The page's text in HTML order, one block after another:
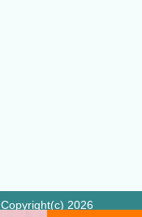
Copyright(c) 2026